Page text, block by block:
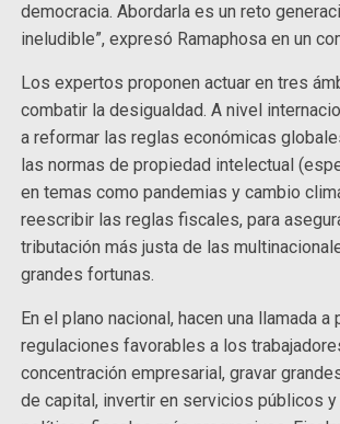
democracia. Abordarla es un reto
ineludible”, expresó Ramaphosa en un
Los expertos proponen actuar en tres
combatir la desigualdad. A nivel
a reformar las reglas económicas
las normas de propiedad intelectual
en temas como pandemias y cambio
reescribir las reglas fiscales, para
tributación más justa de las
grandes fortunas.
En el plano nacional, hacen una llamada a
regulaciones favorables a los
concentración empresarial, gravar
de capital, invertir en servicios públicos